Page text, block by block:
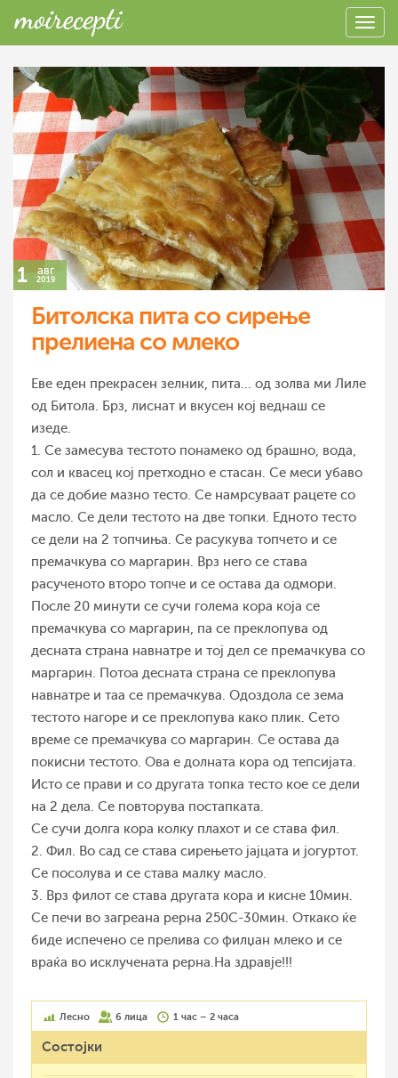
1 авг
2019
Битолска пита со сирење
прелиена со млеко
Еве еден прекрасен зелник, пита... од золва ми Лиле
од Битола. Брз, лиснат и вкусен кој веднаш се
изеде.
1. Се замесува тестото понамеко од брашно, вода,
сол и квасец кој претходно е стасан. Се меси убаво
да се добие мазно тесто. Се намрсуваат рацете со
масло. Се дели тестото на две топки. Едното тесто
се дели на 2 топчиња. Се расукува топчето и се
премачкува со маргарин. Врз него се става
расученото второ топче и се остава да одмори.
После 20 минути се сучи голема кора која се
премачкува со маргарин, па се преклопува од
десната страна навнатре и тој дел се премачкува со
маргарин. Потоа десната страна се преклопува
навнатре и таа се премачкува. Одоздола се зема
тестото нагоре и се преклопува како плик. Сето
време се премачкува со маргарин. Се остава да
покисни тестото. Ова е долната кора од тепсијата.
Исто се прави и со другата топка тесто кое се дели
на 2 дела. Се повторува постапката.
Се сучи долга кора колку плахот и се става фил.
2. Фил. Во сад се става сирењето јајцата и јогуртот.
Се посолува и се става малку масло.
3. Врз филот се става другата кора и кисне 10мин.
Се печи во загреана рерна 250С-30мин. Откако ќе
биде испечено се прелива со филџан млеко и се
враќа во исклучената рерна.На здравје!!!
Лесно 6 лица 1 час – 2 часа
Состојки